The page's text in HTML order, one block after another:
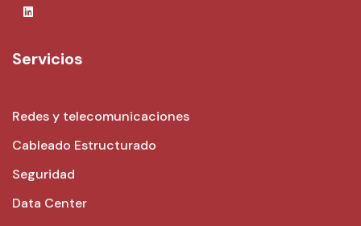
Servicios
Redes y telecomunicaciones
Cableado Estructurado
Seguridad
Data Center